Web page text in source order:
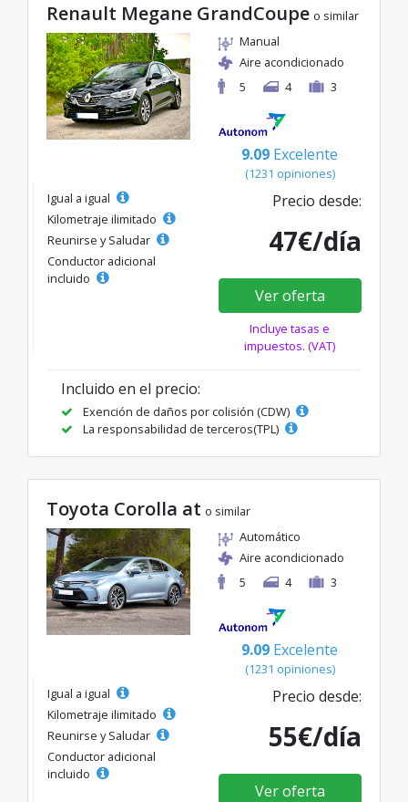
Renault Megane GrandCoupe o similar
Manual
Aire acondicionado
5
4 3
9.09 Excelente
(1231 opiniones)
Igual a igual
Kilometraje ilimitado
Reunirse y Saludar
Conductor adicional
incluido
Precio desde:
47€/día
Ver oferta
Incluye tasas e
impuestos. (VAT)
Incluido en el precio:
Exención de daños por colisión (CDW)
La responsabilidad de terceros(TPL)
Toyota Corolla at o similar
Automático
Aire acondicionado
5
4 3
9.09 Excelente
(1231 opiniones)
Igual a igual
Kilometraje ilimitado
Reunirse y Saludar
Conductor adicional
incluido
Precio desde:
55€/día
Ver oferta